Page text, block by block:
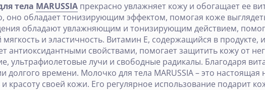
тела MARUSSIA прекрасно увлажняет кожу и обогащает ее
оно обладает тонизирующим эффектом, помогая коже
обладают увлажняющим и тонизирующим действием,
мягкость и эластичность. Витамин Е, содержащийся в
антиоксидантными свойствами, помогает защитить кожу от
ультрафиолетовые лучи и свободные радикалы. Благодаря
долгого времени. Молочко для тела MARUSSIA – это
красоту своей кожи. Его регулярное использование подарит